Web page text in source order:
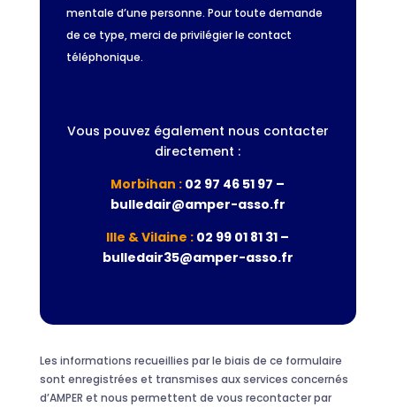
mentale d’une personne. Pour toute demande
de ce type, merci de privilégier le contact
téléphonique.
Vous pouvez également nous contacter
directement :
Morbihan : 02 97 46 51 97 –
bulledair@amper-asso.fr
Ille & Vilaine : 02 99 01 81 31 –
bulledair35@amper-asso.fr
Les informations recueillies par le biais de ce formulaire
sont enregistrées et transmises aux services concernés
d’AMPER et nous permettent de vous recontacter par